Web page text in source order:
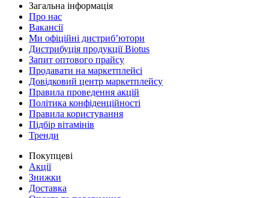
Загальна інформація
Про нас
Вакансії
Ми офіційні дистриб’ютори
Дистрибуція продукції Biotus
Запит оптового прайсу
Продавати на маркетплейсі
Довідковий центр маркетплейсу
Правила проведення акцій
Політика конфіденційності
Правила користування
Підбір вітамінів
Тренди
Покупцеві
Акції
Знижки
Доставка